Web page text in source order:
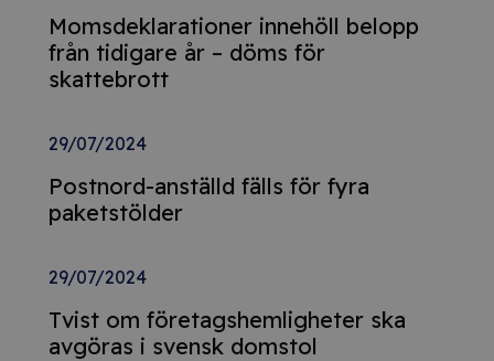
Momsdeklarationer innehöll belopp
från tidigare år – döms för
skattebrott
29/07/2024
Postnord-anställd fälls för fyra
paketstölder
29/07/2024
Tvist om företagshemligheter ska
avgöras i svensk domstol